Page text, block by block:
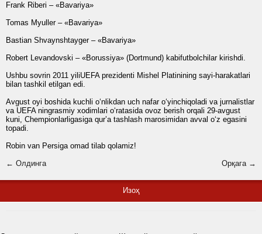
Frank Riberi – «Bavariya»
Tomas Myuller – «Bavariya»
Bastian Shvaynshtayger – «Bavariya»
Robert Levandovski – «Borussiya» (Dortmund) kabifutbolchilar kirishdi.
Ushbu sovrin 2011 yiliUEFA prezidenti Mishel Platinining sayi-harakatlari
bilan tashkil etilgan edi.
Avgust oyi boshida kuchli o‘nlikdan uch nafar o‘yinchiqoladi va jurnalistlar
va UEFA ningrasmiy xodimlari o‘ratasida ovoz berish orqali 29-avgust
kuni, Chempionlarligasiga qurʼa tashlash marosimidan avval o‘z egasini
topadi.
Robin van Persiga omad tilab qolamiz!
← Олдинга
Орқага →
Изоҳ